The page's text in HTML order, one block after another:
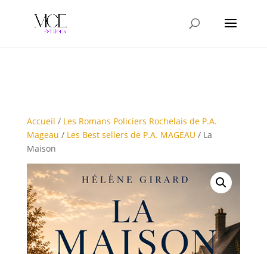
Accueil / Les Romans Policiers Rochelais de P.A.
Mageau / Les Best sellers de P.A. MAGEAU / La
Maison